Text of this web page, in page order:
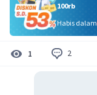
100rb
Habis dalam
1 2